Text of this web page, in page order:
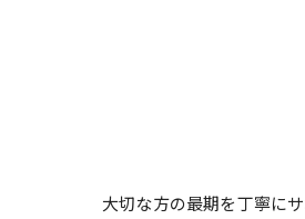
大切な方の最期を丁寧に